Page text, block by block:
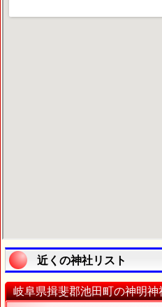
近くの神社リスト
岐阜県揖斐郡池田町の神明